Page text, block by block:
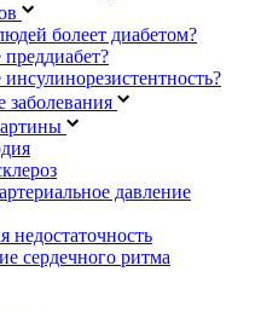
болеет диабетом?
преддиабет?
инсулинорезистентность?
заболевания
давление
недостаточность
сердечного ритма